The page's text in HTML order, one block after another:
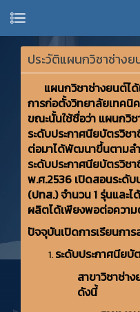
ประวัติแผนกวิชาช่าง
แผนกวิชาช่างยนต์ได้
การก่อตั้งวิทยาลัยเทคนิ
ขณะนั้นใช้ชื่อว่า แผนกวิ
ระดับประกาศนียบัตรวิช
ต่อมาได้พัฒนาขึ้นตามล
ระดับประกาศนียบัตรวิช
พ.ศ.2536 เปิดสอนระดั
(ปทส.) จำนวน 1 รุ่นและ
ผลิตได้เพียงพอต่อความ
ปัจจุบันเปิดการเรียนกา
ระดับประกาศนีย
สาขาวิชาช่า
ดังนี้